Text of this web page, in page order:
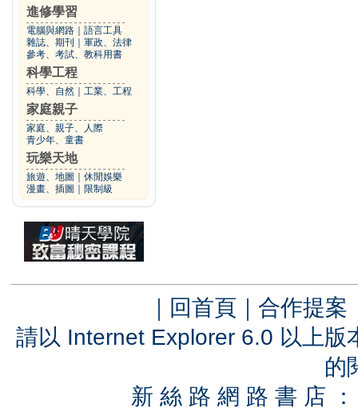
進修學習
電腦與網路
語言工具
雜誌、期刊
軍政、法律
參考、考試、教科用書
科學工程
科學、自然 工業、工程
家庭親子
家庭、親子、人際
青少年、童書
玩樂天地
旅遊、地圖
休閒娛樂
漫畫、插圖
限制級
｜ 回首頁 ｜ 合作提案
請以 Internet Explorer 6.0 以上
的
新 絲 路 網 路 書 店